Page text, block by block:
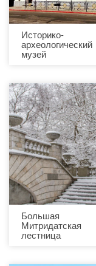
Историко-
археологический
музей
Большая
Митридатская
лестница